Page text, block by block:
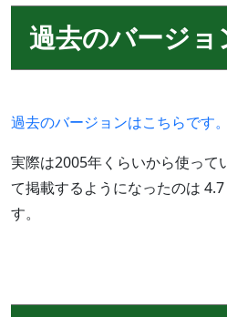
過去のバージョ
過去のバージョンはこちらです。
実際は2005年くらいから使って
て掲載するようになったのは
す。